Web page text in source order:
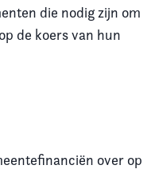
die nodig zijn om
de koers van hun
over op